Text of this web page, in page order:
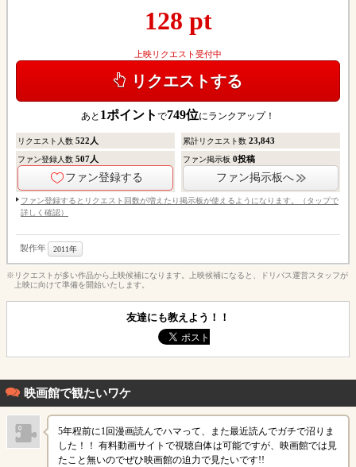
128 pt
上映リクエスト受付中
リクエストする
あと 1ポイント で749位にランクアップ！
リクエスト人数 522人 累計リクエスト数23,843
ファン登録人数 507人
ファン登録する
ファン掲示板0投稿
ファン掲示板へ
ファン登録するとリクエスト回数が増えたり掲示板が使えるようになります。（タップで
詳しく確認）
製作年 2011年
※リクエストが多い作品から上映候補になります。上映候補になると、ドリパス運営スタッフが
上映に向けて準備を開始いたします。
友達にも教えよう！！
映画館で観たいワケ
5年程前に1回漫画読んでハマって、また最近読んでガチで沼りま
した！！ 有料動画サイトで視聴自体は可能ですが、映画館では見
たこと無いのでぜひ映画館の迫力で見たいです!!